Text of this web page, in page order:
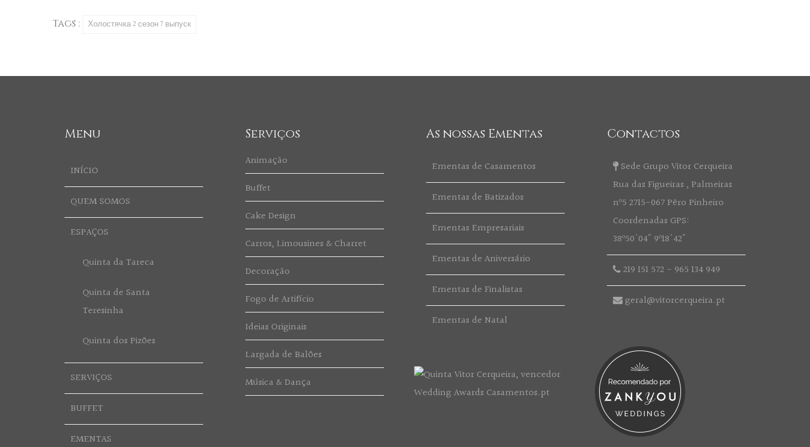
Tags : Холостячка 2 сезон 7 выпуск
Menu
INÍCIO
QUEM SOMOS
ESPAÇOS
Quinta da Tareca
Quinta de Santa
Teresinha
Quinta dos Pizões
SERVIÇOS
BUFFET
EMENTAS
Serviços
Animação
Buffet
Cake Design
Carros, Limousines & Charret
Decoração
Fogo de Artifício
Ideias Originais
Largada de Balões
Música & Dança
As nossas Ementas
Ementas de Casamentos
Ementas de Batizados
Ementas Empresariais
Ementas de Aniversário
Ementas de Finalistas
Ementas de Natal
Contactos
Sede Grupo Vitor Cerqueira
Rua das Figueiras , Palmeiras
nº5 2715-067 Pêro Pinheiro
Coordenadas GPS:
38º50'04" 9º18'42"
219 151 572 - 965 134 949
geral@vitorcerqueira.pt